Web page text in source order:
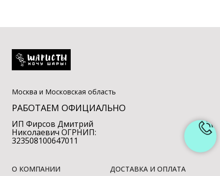
Москва и Московская область
РАБОТАЕМ ОФИЦИАЛЬНО
ИП Фирсов Дмитрий
Николаевич ОГРНИП:
323508100647011
О КОМПАНИИ ДОСТАВКА И ОПЛАТА